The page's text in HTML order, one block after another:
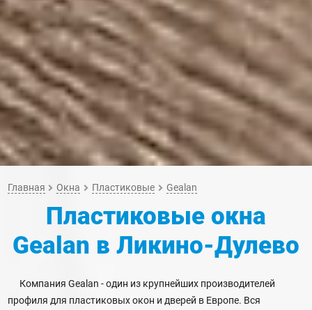
Главная Окна Пластиковые Gealan
Пластиковые окна
Gealan в Ликино-Дулево
Компания Gealan - один из крупнейших производителей
профиля для пластиковых окон и дверей в Европе. Вся